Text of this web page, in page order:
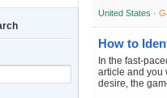
United States ·
How to
In the fast-
article and you
desire, the